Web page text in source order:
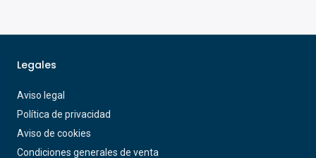
Legales
Aviso legal
Política de privacidad
Aviso de cookies
Condiciones generales de venta